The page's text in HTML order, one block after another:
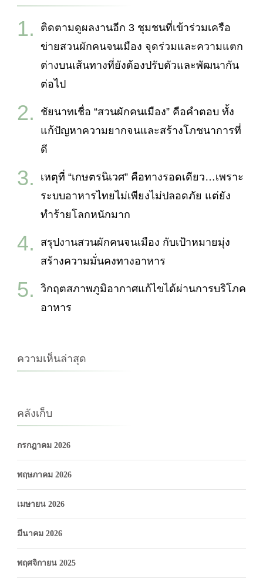
ติดตามดูผลงานอีก 3 ชุมชนที่เข้าร่วมเครือ
ข่ายสวนผักคนจนเมือง จุดร่วมและความแตก
ต่างบนเส้นทางที่ยังต้องปรับตัวและพัฒนากัน
ต่อไป
ชัยนาทเชื่อ “สวนผักคนเมือง” คือคำตอบ ทั้ง
แก้ปัญหาความยากจนและสร้างโภชนาการที่
ดี
เหตุที่ “เกษตรนิเวศ” คือทางรอดเดียว…เพราะ
ระบบอาหารไทยไม่เพียงไม่ปลอดภัย แต่ยัง
ทำร้ายโลกหนักมาก
สรุปงานสวนผักคนจนเมือง กับเป้าหมายมุ่ง
สร้างความมั่นคงทางอาหาร
วิกฤตสภาพภูมิอากาศแก้ไขได้ผ่านการบริโภค
อาหาร
ความเห็นล่าสุด
คลังเก็บ
กรกฎาคม 2026
พฤษภาคม 2026
เมษายน 2026
มีนาคม 2026
พฤศจิกายน 2025